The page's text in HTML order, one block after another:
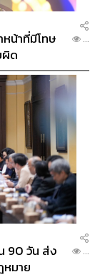
หน้าที่มีโทษ
ผิด
...
90 วัน ส่ง
มาย
...